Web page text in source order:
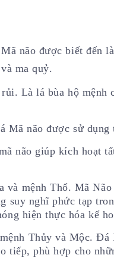
não được biết đến
ma quỷ.
Là lá bùa hộ mệnh
Mã não được sử
não giúp kích hoạt
mệnh Thổ. Mã
suy nghĩ phức tạp
hiện thực hóa kế
Thủy và Mộc. Đá
tiếp, phù hợp cho